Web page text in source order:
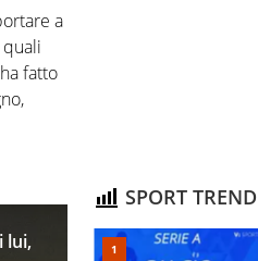
a
fatto
lui,
SPORT TREND